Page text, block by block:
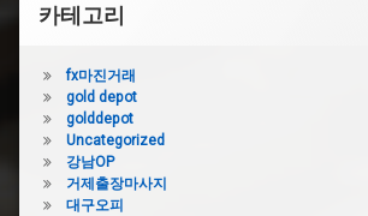
하
막
힘
막
욕
실
하
수
구
막
힘
카테고리
fx마진거래
gold depot
golddepot
Uncategorized
강남OP
거제출장마사지
대구오피